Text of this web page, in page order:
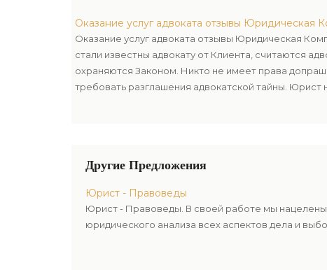
Оказание услуг адвоката отзывы Юридическая
Оказание услуг адвоката отзывы Юридическая
стали известны адвокату от Клиента, считаются
охраняются Законом. Никто не имеет права
требовать разглашения адвокатской тайны. Юрист
Другие Предложения
Юрист - Правоведы
Юрист - Правоведы. В своей работе мы
юридического анализа всех аспектов дела и